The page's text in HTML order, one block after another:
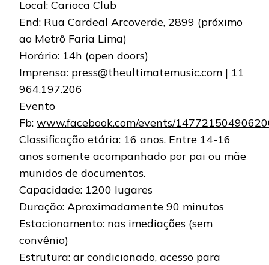
Local: Carioca Club
End: Rua Cardeal Arcoverde, 2899 (próximo
ao Metrô Faria Lima)
Horário: 14h (open doors)
Imprensa: press@theultimatemusic.com | 11
964.197.206
Evento
Fb: www.facebook.com/events/
Classificação etária: 16 anos. Entre 14-16
anos somente acompanhado por pai ou mãe
munidos de documentos.
Capacidade: 1200 lugares
Duração: Aproximadamente 90 minutos
Estacionamento: nas imediações (sem
convênio)
Estrutura: ar condicionado, acesso para